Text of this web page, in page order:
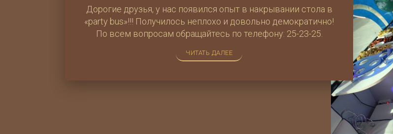
Дорогие друзья, у нас появился опыт в накрывании стола в
«party bus»!!! Получилось неплохо и довольно демократично!
По всем вопросам обращайтесь по телефону: 25-23-25.
ЧИТАТЬ ДАЛЕЕ